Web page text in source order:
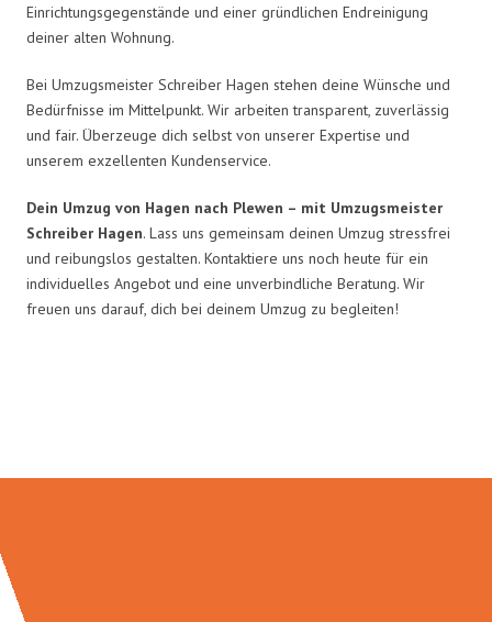
Einrichtungsgegenstände und einer gründlichen Endreinigung
deiner alten Wohnung.
Bei Umzugsmeister Schreiber Hagen stehen deine Wünsche und
Bedürfnisse im Mittelpunkt. Wir arbeiten transparent, zuverlässig
und fair. Überzeuge dich selbst von unserer Expertise und
unserem exzellenten Kundenservice.
Dein Umzug von Hagen nach Plewen – mit Umzugsmeister
Schreiber Hagen. Lass uns gemeinsam deinen Umzug stressfrei
und reibungslos gestalten. Kontaktiere uns noch heute für ein
individuelles Angebot und eine unverbindliche Beratung. Wir
freuen uns darauf, dich bei deinem Umzug zu begleiten!